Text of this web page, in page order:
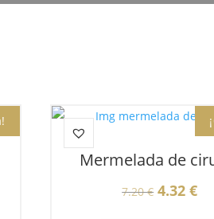
Mermelada de
7.20€ El
4.32€El